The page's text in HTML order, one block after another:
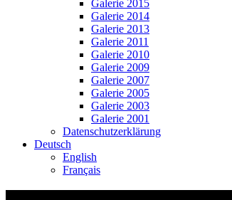
Galerie 2015
Galerie 2014
Galerie 2013
Galerie 2011
Galerie 2010
Galerie 2009
Galerie 2007
Galerie 2005
Galerie 2003
Galerie 2001
Datenschutzerklärung
Deutsch
English
Français